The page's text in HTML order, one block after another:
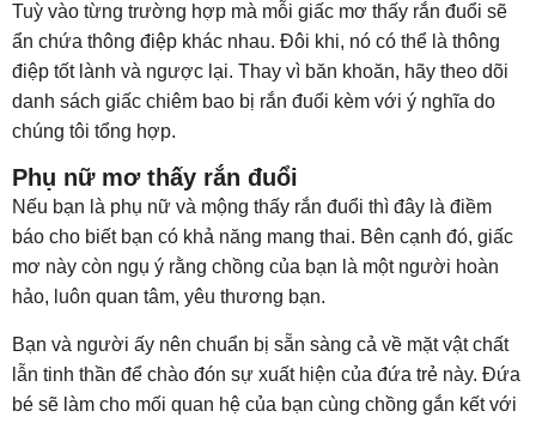
Tuỳ vào từng trường hợp mà mỗi giấc mơ thấy rắn đuổi sẽ
ẩn chứa thông điệp khác nhau. Đôi khi, nó có thể là thông
điệp tốt lành và ngược lại. Thay vì băn khoăn, hãy theo dõi
danh sách giấc chiêm bao bị rắn đuổi kèm với ý nghĩa do
chúng tôi tổng hợp.
Phụ nữ mơ thấy rắn đuổi
Nếu bạn là phụ nữ và mộng thấy rắn đuổi thì đây là điềm
báo cho biết bạn có khả năng mang thai. Bên cạnh đó, giấc
mơ này còn ngụ ý rằng chồng của bạn là một người hoàn
hảo, luôn quan tâm, yêu thương bạn.
Bạn và người ấy nên chuẩn bị sẵn sàng cả về mặt vật chất
lẫn tinh thần để chào đón sự xuất hiện của đứa trẻ này. Đứa
bé sẽ làm cho mối quan hệ của bạn cùng chồng gắn kết với